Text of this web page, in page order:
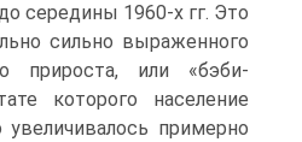
середины 1960-х гг. Это
сильно выраженного
прироста, или «бэби-
которого население
примерно